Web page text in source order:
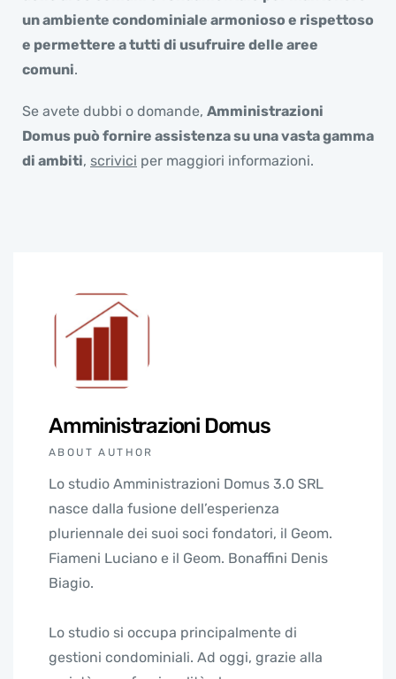
un ambiente condominiale armonioso e rispettoso
e permettere a tutti di usufruire delle aree
comuni.
Se avete dubbi o domande, Amministrazioni
Domus può fornire assistenza su una vasta gamma
di ambiti, scrivici per maggiori informazioni.
Amministrazioni Domus
ABOUT AUTHOR
Lo studio Amministrazioni Domus 3.0 SRL
nasce dalla fusione dell’esperienza
pluriennale dei suoi soci fondatori, il Geom.
Fiameni Luciano e il Geom. Bonaffini Denis
Biagio.
Lo studio si occupa principalmente di
gestioni condominiali. Ad oggi, grazie alla